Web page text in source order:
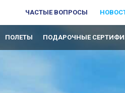
ЧАСТЫЕ ВОПРОСЫ
ПОЛЕТЫ ПОДАРОЧНЫЕ